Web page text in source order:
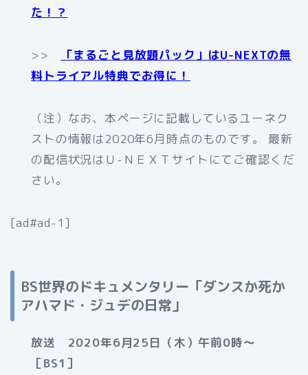
た！？
>>
「まるごと見放題パック」はU-NEXTの無
料トライアル特典でお得に！
（注）なお、本ページに記載しているユーネク
ストの情報は2020年6月時点のものです。 最新
の配信状況はＵ-ＮＥＸＴサイトにてご確認くだ
さい。
[ad#ad-1]
BS世界のドキュメンタリー「ダンスか死か
アハマド・ジュデの日常」
放送 2020年6月25日（木）午前0時〜
［BS1］